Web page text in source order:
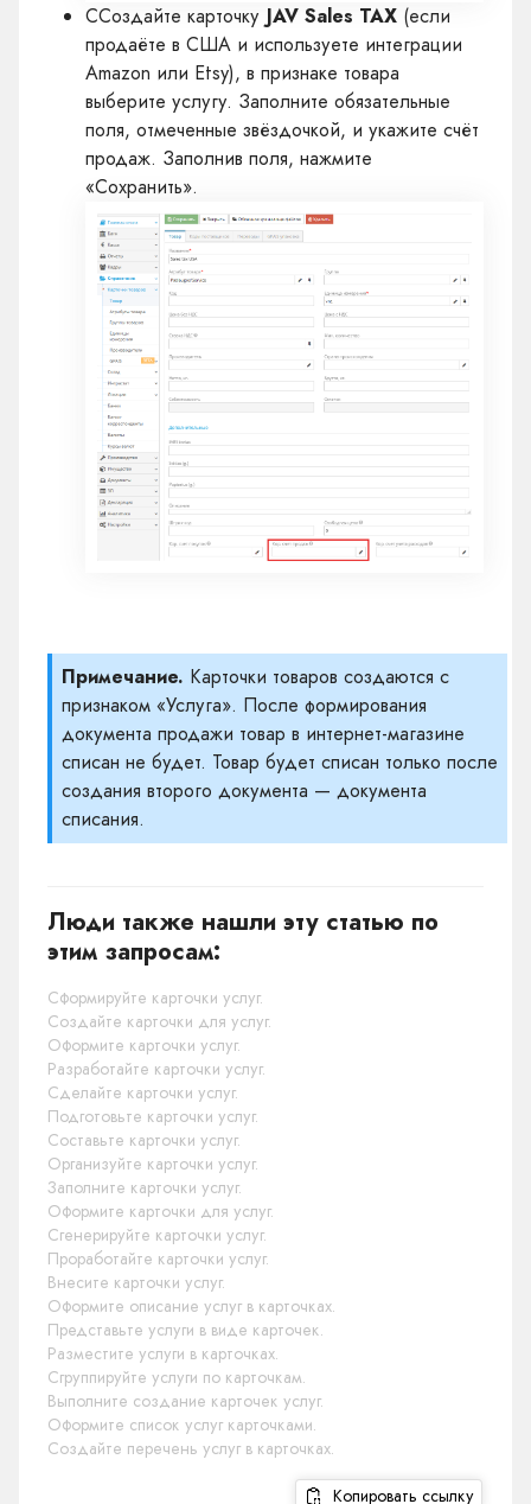
ССоздайте карточку JAV Sales TAX (если
продаёте в США и используете интеграции
Amazon или Etsy), в признаке товара
выберите услугу. Заполните обязательные
поля, отмеченные звёздочкой, и укажите счёт
продаж. Заполнив поля, нажмите
«Сохранить».
Примечание. Карточки товаров создаются с
признаком «Услуга». После формирования
документа продажи товар в интернет-магазине
списан не будет. Товар будет списан только после
создания второго документа — документа
списания.
Люди также нашли эту статью по
этим запросам:
Сформируйте карточки услуг.
Создайте карточки для услуг.
Оформите карточки услуг.
Разработайте карточки услуг.
Сделайте карточки услуг.
Подготовьте карточки услуг.
Составьте карточки услуг.
Организуйте карточки услуг.
Заполните карточки услуг.
Оформите карточки для услуг.
Сгенерируйте карточки услуг.
Проработайте карточки услуг.
Внесите карточки услуг.
Оформите описание услуг в карточках.
Представьте услуги в виде карточек.
Разместите услуги в карточках.
Сгруппируйте услуги по карточкам.
Выполните создание карточек услуг.
Оформите список услуг карточками.
Создайте перечень услуг в карточках.
Копировать ссылку